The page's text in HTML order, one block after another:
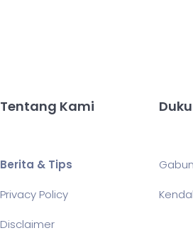
Tentang Kami
Berita & Tips
Privacy Policy
Disclaimer